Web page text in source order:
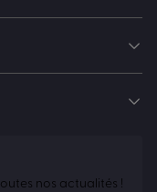
nos actualités !